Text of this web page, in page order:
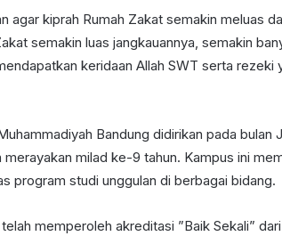
agar kiprah Rumah Zakat semakin meluas
semakin luas jangkauannya, semakin
keridaan Allah SWT serta rezeki
Bandung didirikan pada bulan
merayakan milad ke-9 tahun. Kampus ini
program studi unggulan di berbagai bidang.
memperoleh akreditasi ”Baik Sekali”